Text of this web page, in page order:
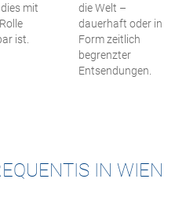
mit
ist.
die Welt –
dauerhaft oder in
Form zeitlich
begrenzter
Entsendungen.
IN WIEN